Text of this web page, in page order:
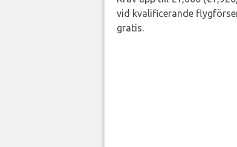
vid kvalificerande
gratis.